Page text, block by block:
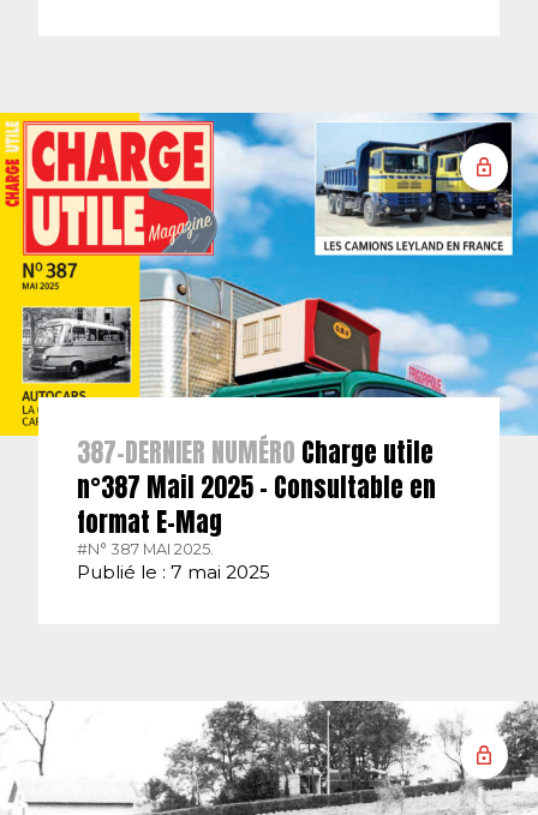
387-DERNIER NUMÉRO Charge utile
n°387 Mail 2025 – Consultable en
format E-Mag
#N° 387 MAI 2025.
Publié le : 7 mai 2025